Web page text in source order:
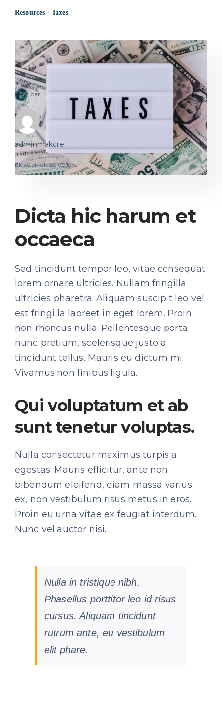
Resources • Taxes
Écrit par
adminmakore
Élève en classe de 1ère
Dicta hic harum et
occaeca
Sed tincidunt tempor leo, vitae consequat
lorem ornare ultricies. Nullam fringilla
ultricies pharetra. Aliquam suscipit leo vel
est fringilla laoreet in eget lorem. Proin
non rhoncus nulla. Pellentesque porta
nunc pretium, scelerisque justo a,
tincidunt tellus. Mauris eu dictum mi.
Vivamus non finibus ligula.
Qui voluptatum et ab
sunt tenetur voluptas.
Nulla consectetur maximus turpis a
egestas. Mauris efficitur, ante non
bibendum eleifend, diam massa varius
ex, non vestibulum risus metus in eros.
Proin eu urna vitae ex feugiat interdum.
Nunc vel auctor nisi.
Nulla in tristique nibh.
Phasellus porttitor leo id risus
cursus. Aliquam tincidunt
rutrum ante, eu vestibulum
elit phare.